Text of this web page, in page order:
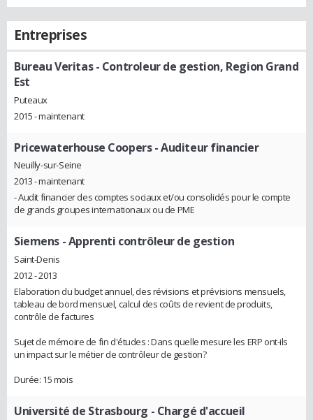
Entreprises
Bureau Veritas- Controleur de gestion, Region Grand
Est
Puteaux
2015 - maintenant
Pricewaterhouse Coopers- Auditeur financier
Neuilly-sur-Seine
2013 - maintenant
- Audit financier des comptes sociaux et/ou consolidés pour le compte
de grands groupes internationaux ou de PME
Siemens - Apprenti contrôleur de gestion
Saint-Denis
2012 - 2013
Elaboration du budget annuel, des révisions et prévisions mensuels,
tableau de bord mensuel, calcul des coûts de revient de produits,
contrôle de factures
Sujet de mémoire de fin d'études : Dans quelle mesure les ERP ont-ils
un impact sur le métier de contrôleur de gestion?
Durée: 15 mois
Université de Strasbourg - Chargé d'accueil